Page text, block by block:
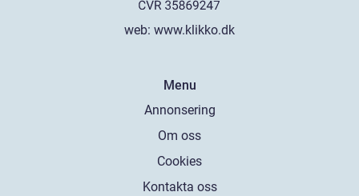
web: www.klikko.dk
Menu
Annonsering
Om oss
Cookies
Kontakta oss